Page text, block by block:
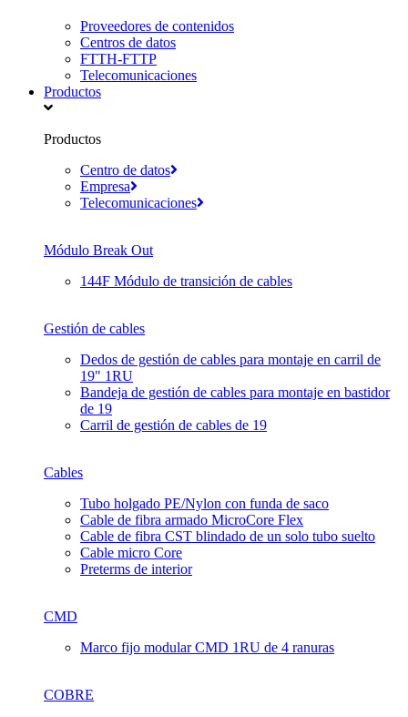
Proveedores de contenidos
Centros de datos
FTTH-FTTP
Telecomunicaciones
Productos
Productos
Centro de datos
Empresa
Telecomunicaciones
Módulo Break Out
144F Módulo de transición de cables
Gestión de cables
Dedos de gestión de cables para montaje en carril de
19" 1RU
Bandeja de gestión de cables para montaje en bastidor
de 19
Carril de gestión de cables de 19
Cables
Tubo holgado PE/Nylon con funda de saco
Cable de fibra armado MicroCore Flex
Cable de fibra CST blindado de un solo tubo suelto
Cable micro Core
Preterms de interior
CMD
Marco fijo modular CMD 1RU de 4 ranuras
COBRE